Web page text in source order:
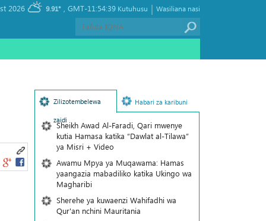
GMT-11:54:39
9.91° Wasiliana nasi
|
Kutuhusu
Zilizotembelewa
zaidi
Habari za karibuni
Sheikh Awad Al-Faradi, Qari mwenye
kutia Hamasa katika “Dawlat al-Tilawa”
ya Misri + Video
Awamu Mpya ya Muqawama: Hamas
yaangazia mabadiliko katika Ukingo wa
Magharibi
Sherehe ya kuwaenzi Wahifadhi wa
Qur'an nchini Mauritania